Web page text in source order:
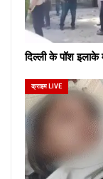
दिल्ली के पॉश
क्राइम LIVE